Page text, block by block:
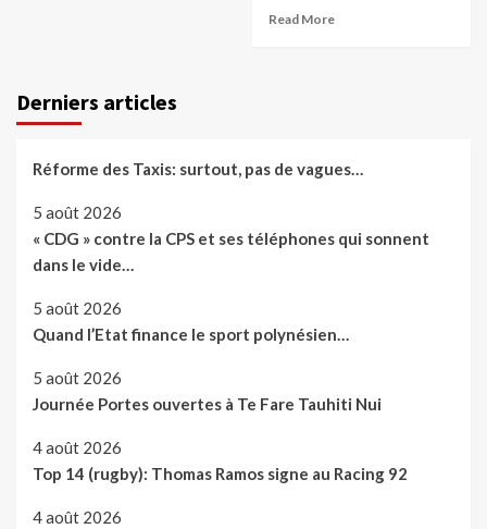
Read More
Derniers articles
Réforme des Taxis: surtout, pas de vagues…
5 août 2026
« CDG » contre la CPS et ses téléphones qui sonnent
dans le vide…
5 août 2026
Quand l’Etat finance le sport polynésien…
5 août 2026
Journée Portes ouvertes à Te Fare Tauhiti Nui
4 août 2026
Top 14 (rugby): Thomas Ramos signe au Racing 92
4 août 2026